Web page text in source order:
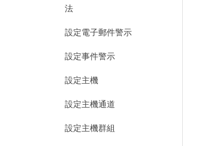
法
設定電子郵件警示
設定事件警示
設定主機
設定主機通道
設定主機群組